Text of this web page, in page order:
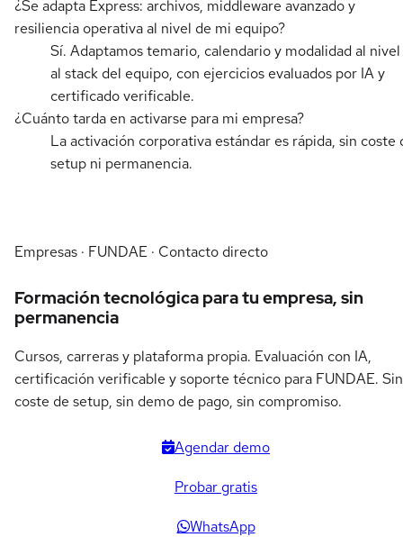
¿Se adapta Express: archivos, middleware avanzado y
resiliencia operativa al nivel de mi equipo?
Sí. Adaptamos temario, calendario y modalidad al
al stack del equipo, con ejercicios evaluados por IA y
certificado verificable.
¿Cuánto tarda en activarse para mi empresa?
La activación corporativa estándar es rápida, sin coste
setup ni permanencia.
Empresas · FUNDAE · Contacto directo
Formación tecnológica para tu empresa, sin
permanencia
Cursos, carreras y plataforma propia. Evaluación con IA,
certificación verificable y soporte técnico para FUNDAE. Sin
coste de setup, sin demo de pago, sin compromiso.
Agendar demo
Probar gratis
WhatsApp